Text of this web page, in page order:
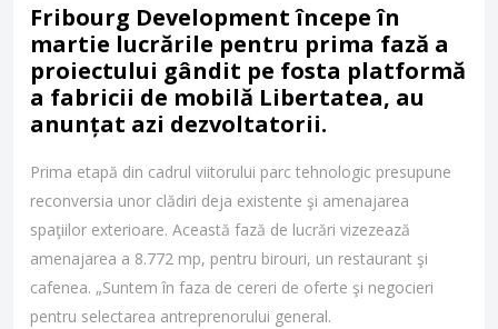
Fribourg Development începe în
martie lucrările pentru prima fază a
proiectului gândit pe fosta platformă
a fabricii de mobilă Libertatea, au
anunțat azi dezvoltatorii.
Prima etapă din cadrul viitorului parc tehnologic presupune
reconversia unor clădiri deja existente şi amenajarea
spaţiilor exterioare. Această fază de lucrări vizezează
amenajarea a 8.772 mp, pentru birouri, un restaurant şi
cafenea. „Suntem în faza de cereri de oferte şi negocieri
pentru selectarea antreprenorului general.